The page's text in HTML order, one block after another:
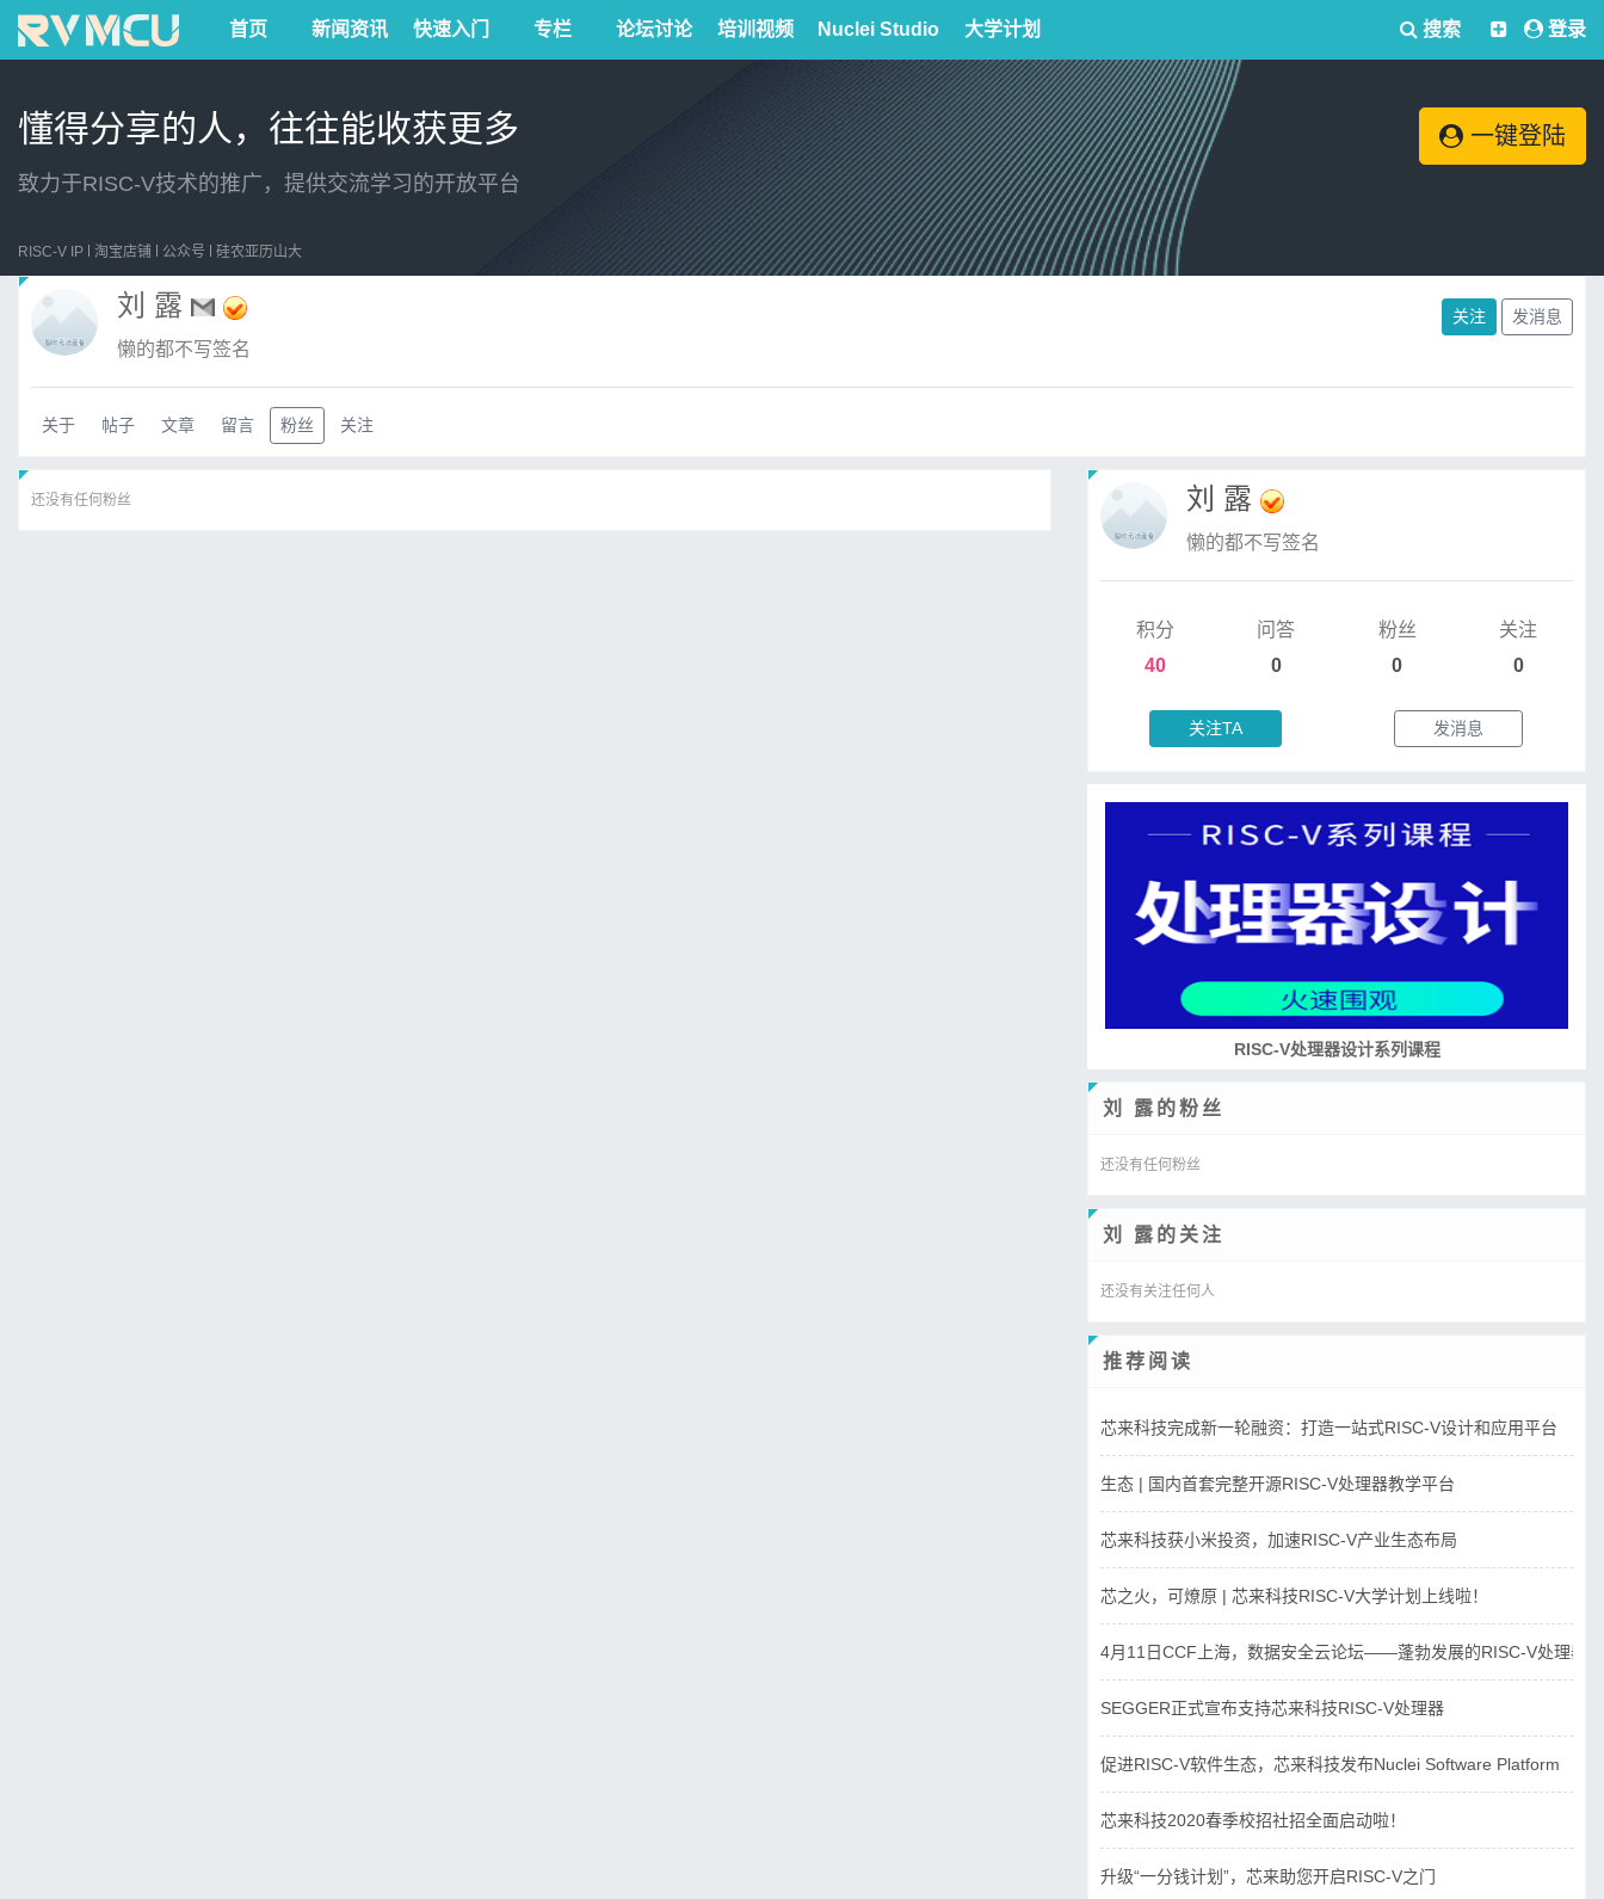
首页 新闻资讯 快速入门 专栏 论坛讨论 培训视频 Nuclei Studio 大学计划 搜索 登录
懂得分享的人，往往能收获更多
致力于RISC-V技术的推广，提供交流学习的开放平台
一键登陆
RISC-V IP 淘宝店铺 公众号 硅农亚历山大
刘 露
懒的都不写签名
关注 发消息
关于 帖子 文章 留言 粉丝 关注
还没有任何粉丝 刘 露
懒的都不写签名
积分
40
问答
0
粉丝
0
关注
0
关注TA 发消息
RISC-V处理器设计系列课程
刘 露的粉丝
还没有任何粉丝
刘 露的关注
还没有关注任何人
推荐阅读
芯来科技完成新一轮融资：打造一站式RISC-V设计和应用平台
生态 | 国内首套完整开源RISC-V处理器教学平台
芯来科技获小米投资，加速RISC-V产业生态布局
芯之火，可燎原 | 芯来科技RISC-V大学计划上线啦！
4月11日CCF上海，数据安全云论坛——蓬勃发展的RISC-V处理器
SEGGER正式宣布支持芯来科技RISC-V处理器
促进RISC-V软件生态，芯来科技发布Nuclei Software Platform
芯来科技2020春季校招社招全面启动啦！
升级“一分钱计划”，芯来助您开启RISC-V之门